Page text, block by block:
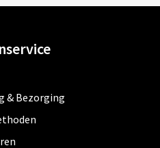
& Bezorging